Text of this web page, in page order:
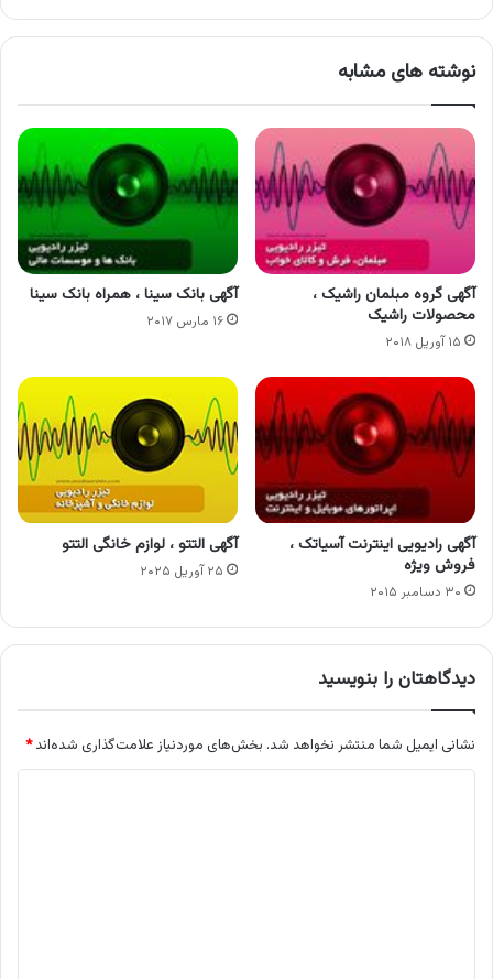
نوشته های مشابه
آگهی گروه مبلمان راشیک ،
محصولات راشیک
۱۵ آوریل ۲۰۱۸
آگهی بانک سینا ، همراه بانک سینا
۱۶ مارس ۲۰۱۷
آگهی رادیویی اینترنت آسیاتک ،
فروش ویژه
۳۰ دسامبر ۲۰۱۵
آگهی التتو ، لوازم خانگی التتو
۲۵ آوریل ۲۰۲۵
دیدگاهتان را بنویسید
نشانی ایمیل شما منتشر نخواهد شد. بخش‌های موردنیاز علامت‌گذاری شده‌اند*